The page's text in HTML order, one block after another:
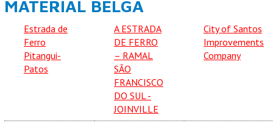
MATERIAL BELGA
Estrada de
Ferro
Pitangui-
Patos
A ESTRADA
DE FERRO
– RAMAL
SÃO
FRANCISCO
DO SUL -
JOINVILLE
City of Santos
Improvements
Company